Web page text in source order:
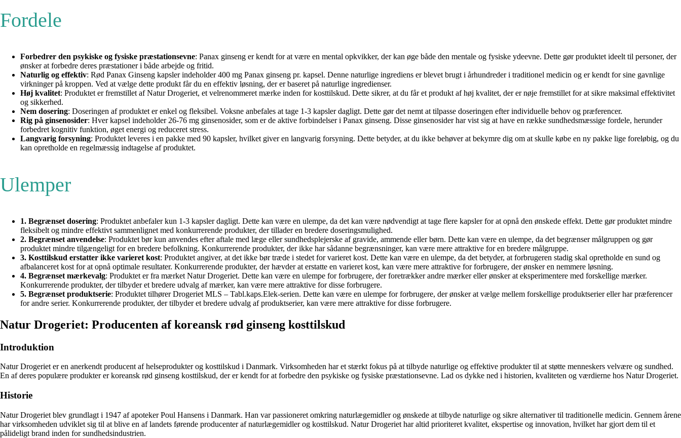
Fordele
Forbedrer den psykiske og fysiske præstationsevne: Panax ginseng er kendt for at være en mental opkvikker, der kan øge både den mentale og fysiske ydeevne. Dette gør produktet ideelt til personer, der
ønsker at forbedre deres præstationer i både arbejde og fritid.
Naturlig og effektiv: Rød Panax Ginseng kapsler indeholder 400 mg Panax ginseng pr. kapsel. Denne naturlige ingrediens er blevet brugt i århundreder i traditionel medicin og er kendt for sine gavnlige
virkninger på kroppen. Ved at vælge dette produkt får du en effektiv løsning, der er baseret på naturlige ingredienser.
Høj kvalitet: Produktet er fremstillet af Natur Drogeriet, et velrenommeret mærke inden for kosttilskud. Dette sikrer, at du får et produkt af høj kvalitet, der er nøje fremstillet for at sikre maksimal effektivitet
og sikkerhed.
Nem dosering: Doseringen af produktet er enkel og fleksibel. Voksne anbefales at tage 1-3 kapsler dagligt. Dette gør det nemt at tilpasse doseringen efter individuelle behov og præferencer.
Rig på ginsenosider: Hver kapsel indeholder 26-76 mg ginsenosider, som er de aktive forbindelser i Panax ginseng. Disse ginsenosider har vist sig at have en række sundhedsmæssige fordele, herunder
forbedret kognitiv funktion, øget energi og reduceret stress.
Langvarig forsyning: Produktet leveres i en pakke med 90 kapsler, hvilket giver en langvarig forsyning. Dette betyder, at du ikke behøver at bekymre dig om at skulle købe en ny pakke lige foreløbig, og du
kan opretholde en regelmæssig indtagelse af produktet.
Ulemper
1. Begrænset dosering: Produktet anbefaler kun 1-3 kapsler dagligt. Dette kan være en ulempe, da det kan være nødvendigt at tage flere kapsler for at opnå den ønskede effekt. Dette gør produktet mindre
fleksibelt og mindre effektivt sammenlignet med konkurrerende produkter, der tillader en bredere doseringsmulighed.
2. Begrænset anvendelse: Produktet bør kun anvendes efter aftale med læge eller sundhedsplejerske af gravide, ammende eller børn. Dette kan være en ulempe, da det begrænser målgruppen og gør
produktet mindre tilgængeligt for en bredere befolkning. Konkurrerende produkter, der ikke har sådanne begrænsninger, kan være mere attraktive for en bredere målgruppe.
3. Kosttilskud erstatter ikke varieret kost: Produktet angiver, at det ikke bør træde i stedet for varieret kost. Dette kan være en ulempe, da det betyder, at forbrugeren stadig skal opretholde en sund og
afbalanceret kost for at opnå optimale resultater. Konkurrerende produkter, der hævder at erstatte en varieret kost, kan være mere attraktive for forbrugere, der ønsker en nemmere løsning.
4. Begrænset mærkevalg: Produktet er fra mærket Natur Drogeriet. Dette kan være en ulempe for forbrugere, der foretrækker andre mærker eller ønsker at eksperimentere med forskellige mærker.
Konkurrerende produkter, der tilbyder et bredere udvalg af mærker, kan være mere attraktive for disse forbrugere.
5. Begrænset produktserie: Produktet tilhører Drogeriet MLS – Tabl.kaps.Elek-serien. Dette kan være en ulempe for forbrugere, der ønsker at vælge mellem forskellige produktserier eller har præferencer
for andre serier. Konkurrerende produkter, der tilbyder et bredere udvalg af produktserier, kan være mere attraktive for disse forbrugere.
Natur Drogeriet: Producenten af koreansk rød ginseng kosttilskud
Introduktion
Natur Drogeriet er en anerkendt producent af helseprodukter og kosttilskud i Danmark. Virksomheden har et stærkt fokus på at tilbyde naturlige og effektive produkter til at støtte menneskers velvære og sundhed.
En af deres populære produkter er koreansk rød ginseng kosttilskud, der er kendt for at forbedre den psykiske og fysiske præstationsevne. Lad os dykke ned i historien, kvaliteten og værdierne hos Natur Drogeriet.
Historie
Natur Drogeriet blev grundlagt i 1947 af apoteker Poul Hansens i Danmark. Han var passioneret omkring naturlægemidler og ønskede at tilbyde naturlige og sikre alternativer til traditionelle medicin. Gennem årene
har virksomheden udviklet sig til at blive en af landets førende producenter af naturlægemidler og kosttilskud. Natur Drogeriet har altid prioriteret kvalitet, ekspertise og innovation, hvilket har gjort dem til et
pålideligt brand inden for sundhedsindustrien.